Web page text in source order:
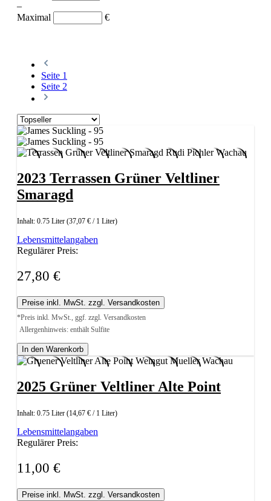
–
Maximal
€
Seite 1
Seite 2
2023 Terrassen Grüner Veltliner
Smaragd
Inhalt: 0.75 Liter (37,07 € / 1 Liter)
Lebensmittelangaben
Regulärer Preis:
27,80 €
Preise inkl. MwSt. zzgl. Versandkosten
*Preis inkl. MwSt., ggf. zzgl. Versandkosten
Allergenhinweis: enthält Sulfite
In den Warenkorb
2025 Grüner Veltliner Alte Point
Inhalt: 0.75 Liter (14,67 € / 1 Liter)
Lebensmittelangaben
Regulärer Preis:
11,00 €
Preise inkl. MwSt. zzgl. Versandkosten